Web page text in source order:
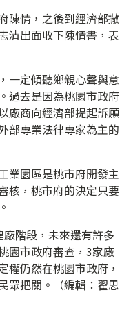
陳情，之後到經濟部撒
清出面收下陳情書，表
一定傾聽鄉親心聲與意
過去是因為桃園市政府
廠商向經濟部提起訴願
部專業法律專家為主的
業園區是桃市府開發主
核，桃市府的決定只要
階段，未來還有許多
園市政府審查，3家廠
權仍然在桃園市政府，
眾把關。（編輯：翟思